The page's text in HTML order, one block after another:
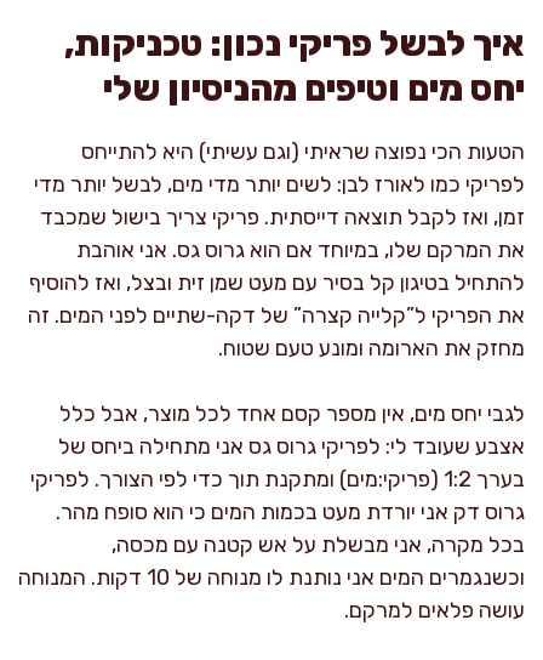
איך לבשל פריקי נכון: טכניקות,
יחס מים וטיפים מהניסיון שלי
הטעות הכי נפוצה שראיתי (וגם עשיתי) היא להתייחס
לפריקי כמו לאורז לבן: לשים יותר מדי מים, לבשל יותר מדי
זמן, ואז לקבל תוצאה דייסתית. פריקי צריך בישול שמכבד
את המרקם שלו, במיוחד אם הוא גרוס גס. אני אוהבת
להתחיל בטיגון קל בסיר עם מעט שמן זית ובצל, ואז להוסיף
את הפריקי ל”קלייה קצרה” של דקה-שתיים לפני המים. זה
מחזק את הארומה ומונע טעם שטוח.
לגבי יחס מים, אין מספר קסם אחד לכל מוצר, אבל כלל
אצבע שעובד לי: לפריקי גרוס גס אני מתחילה ביחס של
בערך 1:2 (פריקי:מים) ומתקנת תוך כדי לפי הצורך. לפריקי
גרוס דק אני יורדת מעט בכמות המים כי הוא סופח מהר.
בכל מקרה, אני מבשלת על אש קטנה עם מכסה,
וכשנגמרים המים אני נותנת לו מנוחה של 10 דקות. המנוחה
עושה פלאים למרקם.